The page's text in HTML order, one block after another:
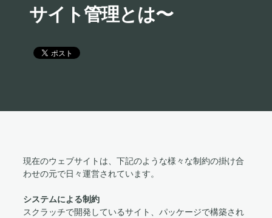
サイト管理とは〜
現在のウェブサイトは、下記のような様々な制約の掛け合
わせの元で日々運営されています。
システムによる制約
スクラッチで開発しているサイト、パッケージで構築され